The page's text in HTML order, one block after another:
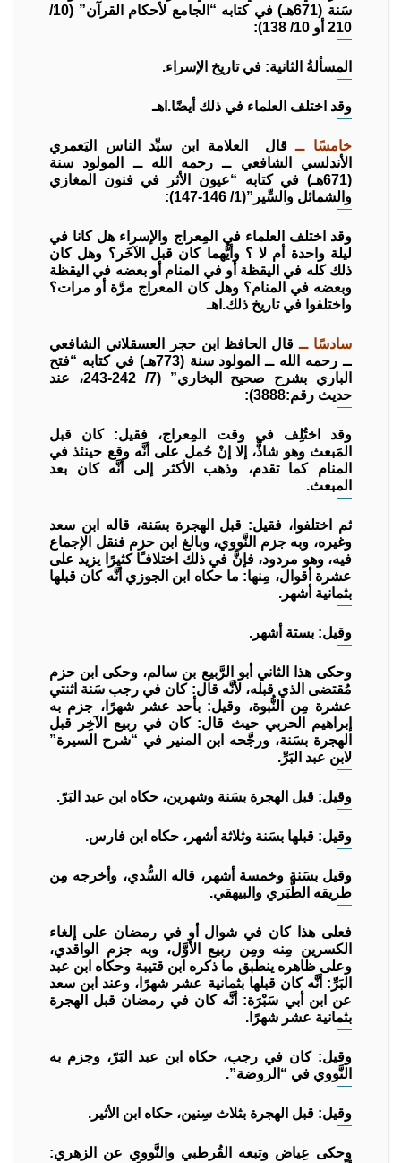
سَنة (671هـ) في كتابه “الجامع لأحكام القرآن” (10/
210 أو 10/ 138):
المسألةُ الثانية: في تاريخ الإسراء.
وقد اختلف العلماء في ذلك أيضًا.اهـ
خامسًا ــقال العلامة ابن سيِّد الناس اليَعمري
الأندلسي الشافعي ــ رحمه الله ــ المولود سنة
(671هـ) في كتابه “عيون الأثر في فنون المغازي
والشمائل والسِّير”(1/ 146-147):
وقد اختلف العلماء في المِعراج والإسراء هل كانا في
ليلة واحدة أم لا ؟ وأيُّهما كان قبل الآخَر؟ وهل كان
ذلك كله في اليقظة أو في المنام أو بعضه في اليقظة
وبعضه في المنام؟ وهل كان المعراج مرَّة أو مرات؟
واختلفوا في تاريخ ذلك.اهـ
سادسًا ــقال الحافظ ابن حجر العسقلاني الشافعي
ــ رحمه الله ــ المولود سنة (773هـ) في كتابه “فتح
الباري بشرح صحيح البخاري” (7/ 242-243، عند
حديث رقم:3888):
وقد اختُلِف في وقت المِعراج، فقيل: كان قبل
المَبعث وهو شاذٌّ، إلا إنْ حُمل على أنَّه وقع حينئذ في
المنام كما تقدم، وذهب الأكثر إلى أنَّه كان بعد
المبعث.
ثم اختلفوا، فقيل: قبل الهجرة بسَنة، قاله ابن سعد
وغيره، وبه جزم النَّووي، وبالغ ابن حزم فنقل الإجماع
فيه، وهو مردود، فإنَّ في ذلك اختلافـًا كثيرًا يزيد على
عشرة أقوال، مِنها: ما حكاه ابن الجوزي أنَّه كان قبلها
بثمانية أشهر.
وقيل: بستة أشهر.
وحكى هذا الثاني أبو الرَّبيع بن سالم، وحكى ابن حزم
مُقتضى الذي قبله، لأنَّه قال: كان في رجب سَنة اثنتي
عشرة مِن النُّبوة، وقيل: بأحد عشر شهرًا، جزم به
إبراهيم الحربي حيث قال: كان في ربيع الآخِر قبل
الهجرة بسَنة، ورجَّحه ابن المنير في “شرح السيرة”
لابن عبد البَرِّ.
وقيل: قبل الهجرة بسَنة وشهرين، حكاه ابن عبد البَرّ.
وقيل: قبلها بسَنة وثلاثة أشهر، حكاه ابن فارس.
وقيل بسَنة وخمسة أشهر، قاله السُّدي، وأخرجه مِن
طريقه الطَّبَري والبيهقي.
فعلى هذا كان في شوال أو في رمضان على إلغاء
الكسرين مِنه ومِن ربيع الأوَّل، وبه جزم الواقدي،
وعلى ظاهره ينطبق ما ذكره ابن قتيبة وحكاه ابن عبد
البَرِّ: أنَّه كان قبلها بثمانية عشر شهرًا، وعند ابن سعد
عن ابن أبي سَبْرَة: أنَّه كان في رمضان قبل الهجرة
بثمانية عشر شهرًا.
وقيل: كان في رجب، حكاه ابن عبد البَرّ، وجزم به
النَّووي في “الروضة”.
وقيل: قبل الهجرة بثلاث سِنين، حكاه ابن الأثير.
وحكى عِياض وتبعه القُرطبي والنَّووي عن الزهري: